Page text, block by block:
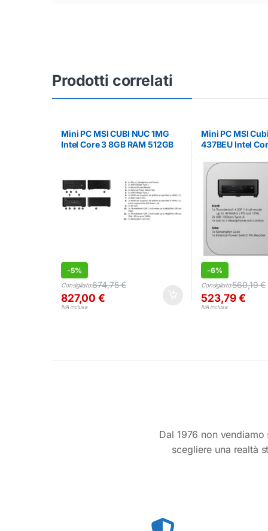
Prodotti correlati
Mini PC MSI CUBI NUC 1MG
Intel Core 3 8GB RAM 512GB
-5%
Consigliato:874,75€
827,00€
IVA inclusa
Mini PC MSI
437BEU Intel
-6%
Consigliato:560,19€
523,79€
IVA inclusa
Dal 1976 non
scegliere una realtà